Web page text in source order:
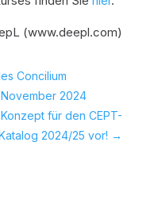
(www.deepl.com)
Concilium
2024
für den CEPT-
2024/25 vor! →